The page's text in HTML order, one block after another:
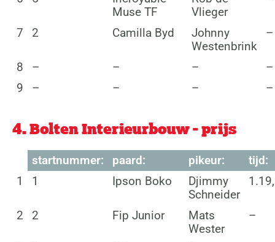
Muse TF
Vlieger
7 2 Camilla Byd
Johnny
Westenbrink
–
8 – – –
–
9
– – – –
4. Bolten Interieurbouw - prijs
startnummer: paard: pikeur:
tijd:
1
1 Ipson Boko
Djimmy
Schneider
2 2 Fip Junior
Mats
Wester
–